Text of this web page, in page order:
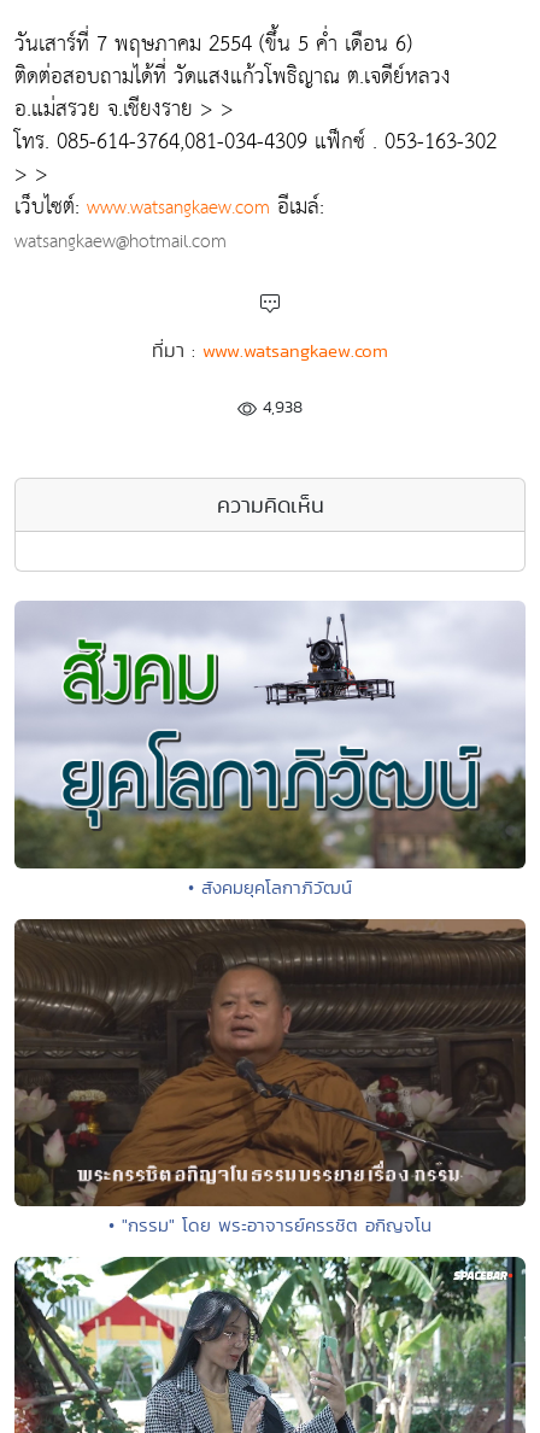
วันเสาร์ที่ 7 พฤษภาคม 2554 (ขึ้น 5 ค่ำ เดือน 6)
ติดต่อสอบถามได้ที่ วัดแสงแก้วโพธิญาณ ต.เจดีย์หลวง
อ.แม่สรวย จ.เชียงราย > >
โทร. 085-614-3764,081-034-4309 แฟ็กซ์ . 053-163-302
> >
เว็บไซต์: www.watsangkaew.com อีเมล์:
watsangkaew@hotmail.com
ที่มา : www.watsangkaew.com
4,938
ความคิดเห็น
• สังคมยุคโลกาภิวัฒน์
• "กรรม" โดย พระอาจารย์ครรชิต อกิญจโน